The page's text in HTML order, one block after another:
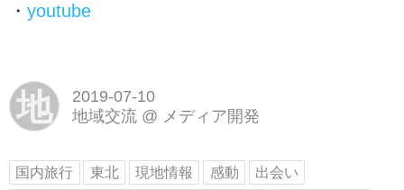
・ youtube
地
2019-07-10
地域交流 @ メディア開発
国内旅行 東北 現地情報 感動
出会い